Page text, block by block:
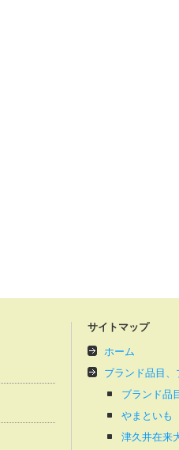
サイトマップ
ホーム
ブランド品目、
ブランド品
やまといも
津久井在来